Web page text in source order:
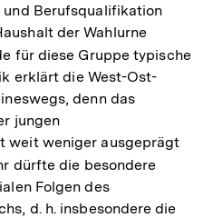
Fußnote
Berufsqualifikation
der Wahlurne
für diese Gruppe typische
erklärt die West-Ost-
denn das
jungen
weit weniger ausgeprägt
dürfte die besondere
Folgen des
d. h. insbesondere die